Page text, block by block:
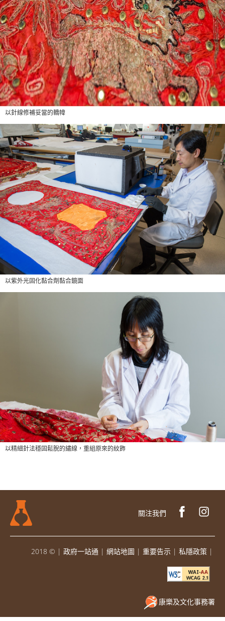
以針線修補妥當的轎幃
以紫外光固化黏合劑黏合鏡面
以精細針法穩固鬆脫的繡線，重組原來的紋飾
關注我們
2018 © | 政府一站通 | 網站地圖 | 重要告示 | 私隱政策 |
康樂及文化事務署